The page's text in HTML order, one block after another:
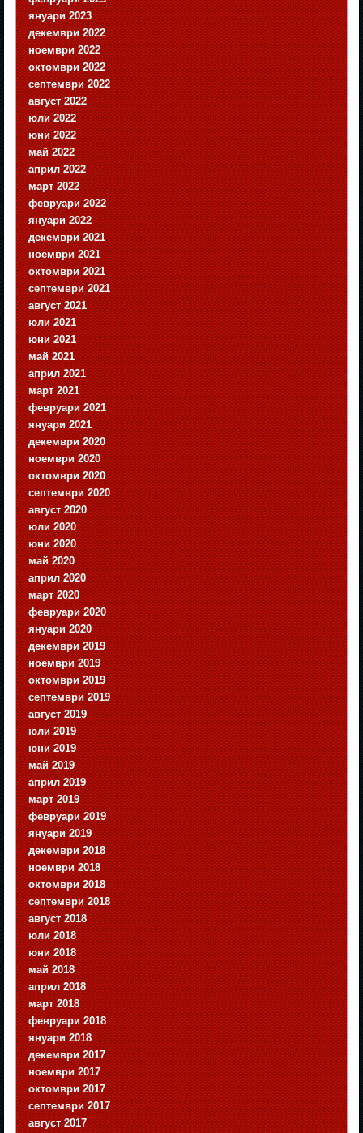
януари 2023
декември 2022
ноември 2022
октомври 2022
септември 2022
август 2022
юли 2022
юни 2022
май 2022
април 2022
март 2022
февруари 2022
януари 2022
декември 2021
ноември 2021
октомври 2021
септември 2021
август 2021
юли 2021
юни 2021
май 2021
април 2021
март 2021
февруари 2021
януари 2021
декември 2020
ноември 2020
октомври 2020
септември 2020
август 2020
юли 2020
юни 2020
май 2020
април 2020
март 2020
февруари 2020
януари 2020
декември 2019
ноември 2019
октомври 2019
септември 2019
август 2019
юли 2019
юни 2019
май 2019
април 2019
март 2019
февруари 2019
януари 2019
декември 2018
ноември 2018
октомври 2018
септември 2018
август 2018
юли 2018
юни 2018
май 2018
април 2018
март 2018
февруари 2018
януари 2018
декември 2017
ноември 2017
октомври 2017
септември 2017
август 2017